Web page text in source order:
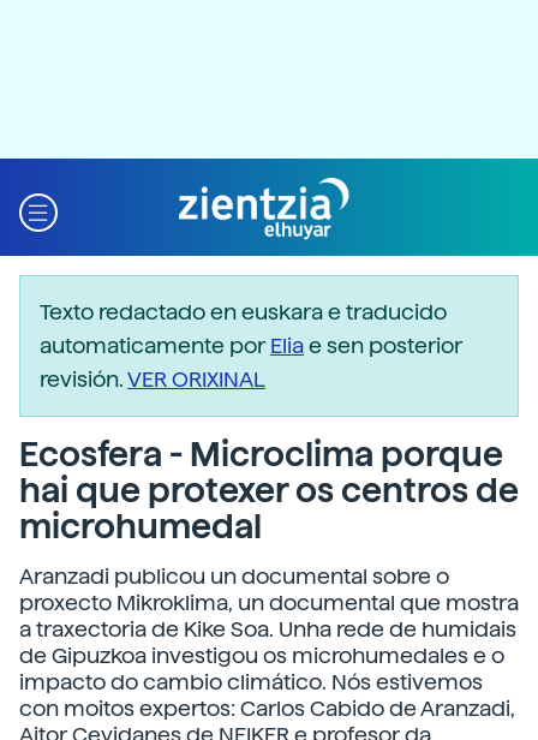
Texto redactado en euskara e traducido
automaticamente porEliae sen posterior
revisión.VER ORIXINAL
Ecosfera - Microclima porque
hai que protexer os centros de
microhumedal
Aranzadi publicou un documental sobre o
proxecto Mikroklima, un documental que mostra
a traxectoria de Kike Soa. Unha rede de humidais
de Gipuzkoa investigou os microhumedales e o
impacto do cambio climático. Nós estivemos
con moitos expertos: Carlos Cabido de Aranzadi,
Aitor Cevidanes de NEIKER e profesor da